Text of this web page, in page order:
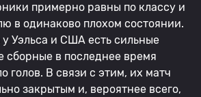
примерно равны по классу и
в одинаково плохом состоянии.
у Уэльса и США есть сильные
сборные в последнее время
голов. В связи с этим, их матч
закрытым и, вероятнее всего,